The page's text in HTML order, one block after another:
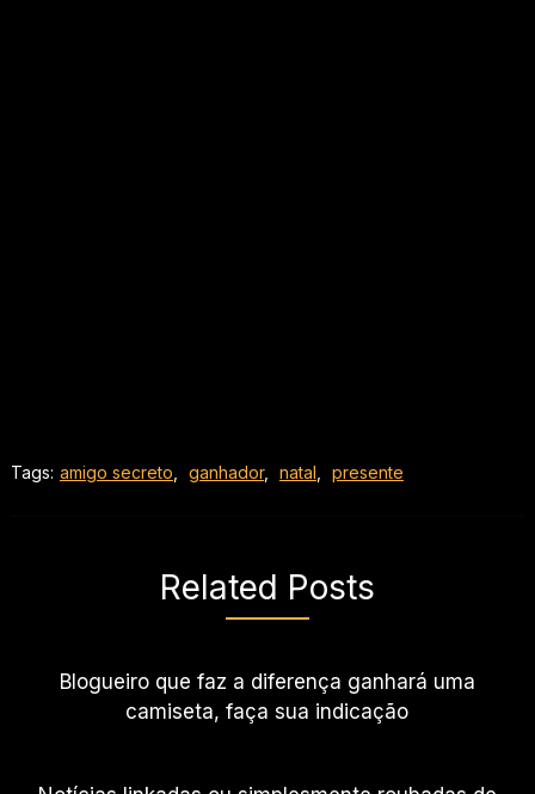
Tags: amigo secreto ganhador, natal presente
Related Posts
Blogueiro que faz a diferença ganhará uma
camiseta, faça sua indicação